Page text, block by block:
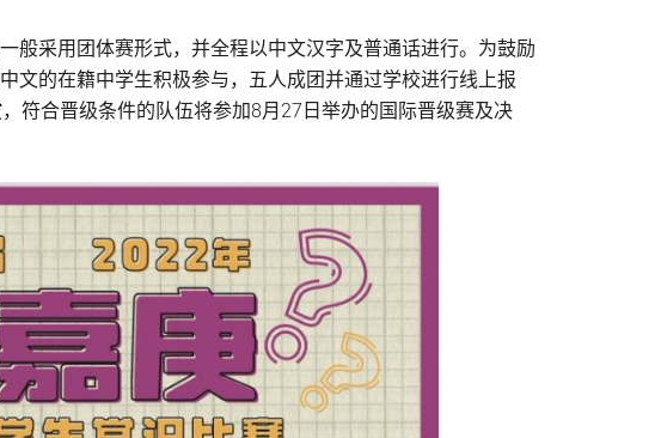
般采用团体赛形式，并全程以中文汉字及普通话进行。为鼓励
文的在籍中学生积极参与，五人成团并通过学校进行线上报
符合晋级条件的队伍将参加8月27日举办的国际晋级赛及决